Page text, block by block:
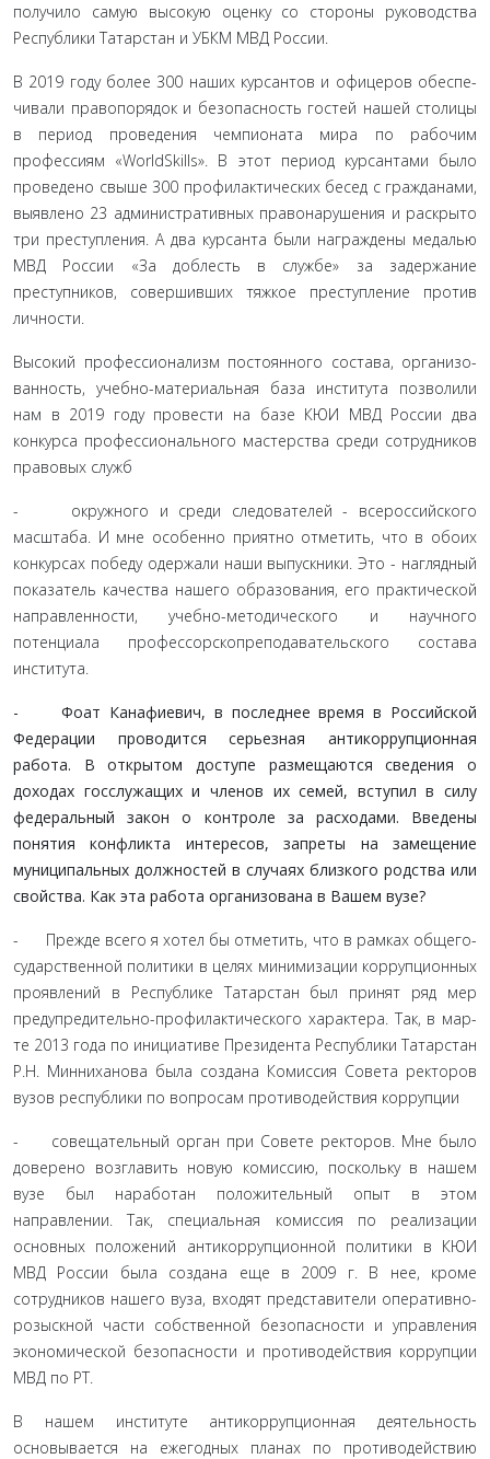
получило самую высокую оценку со стороны руковод­ства
Республики Татарстан и УБКМ МВД России.
В 2019 году более 300 наших курсантов и офицеров обеспе­
чивали правопорядок и безопасность гостей нашей столицы
в период проведения чемпионата мира по рабочим
профессиям «WorldSkills». В этот период курсантами было
проведено свыше 300 профилактических бесед с гражданами,
выявлено 23 адми­нистративных правонарушения и раскрыто
три преступления. А два курсанта были награждены медалью
МВД России «За до­блесть в службе» за задержание
преступников, совершивших тяжкое преступление против
личности.
Высокий профессионализм постоянного состава, организо­
ванность, учебно-материальная база института позволили
нам в 2019 году провести на базе КЮИ МВД России два
конкурса про­фессионального мастерства среди сотрудников
правовых служб
- окружного и среди следователей - всероссийского
масштаба. И мне особенно приятно отметить, что в обоих
конкурсах по­беду одержали наши выпускники. Это - наглядный
показатель качества нашего образования, его практической
направленности, учебно-методического и научного
потенциала профессорско­преподавательского состава
института.
- Фоат Канафиевич, в последнее время в Российской
Федерации проводится серьезная антикоррупционная
работа. В открытом доступе размещаются сведения о
доходах госслужащих и членов их семей, вступил в силу
федеральный закон о контроле за расходами. Введены
понятия конфликта интересов, запреты на замещение
муниципальных должностей в случаях близкого родства или
свойства. Как эта работа организована в Вашем вузе?
- Прежде всего я хотел бы отметить, что в рамках общего­
сударственной политики в целях минимизации коррупцион­ных
проявлений в Республике Татарстан был принят ряд мер
предупредительно-профилактического характера. Так, в мар­
те 2013 года по инициативе Президента Республики Татарстан
Р.Н. Минниханова была создана Комиссия Совета ректоров
вузов республики по вопросам противодействия коррупции
- совещательный орган при Совете ректоров. Мне было
до­верено возглавить новую комиссию, поскольку в нашем
вузе был наработан положительный опыт в этом
направлении. Так, специальная комиссия по реализации
основных положе­ний антикоррупционной политики в КЮИ
МВД России была создана еще в 2009 г. В нее, кроме
сотрудников нашего вуза, входят представители оперативно-
розыскной части собствен­ной безопасности и управления
экономической безопасности и противодействия коррупции
МВД по РТ.
В нашем институте антикоррупционная деятельность
основывается на ежегодных планах по противодействию